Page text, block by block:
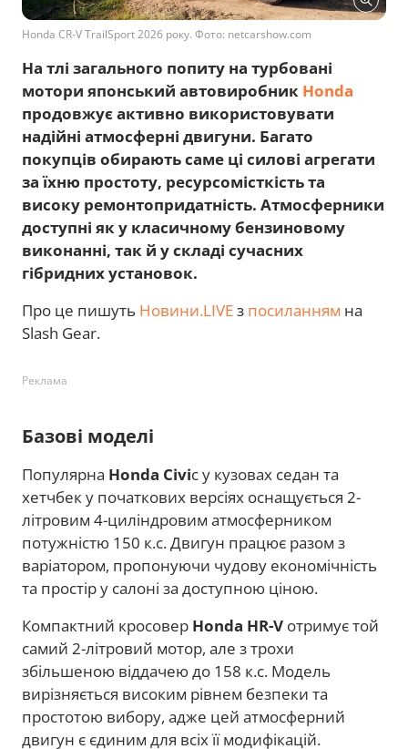
Honda CR-V TrailSport 2026 року. Фото: netcarshow.com
На тлі загального попиту на турбовані
мотори японський автовиробник Honda
продовжує активно використовувати
надійні атмосферні двигуни. Багато
покупців обирають саме ці силові агрегати
за їхню простоту, ресурсомісткість та
високу ремонтопридатність. Атмосферники
доступні як у класичному бензиновому
виконанні, так й у складі сучасних
гібридних установок.
Про це пишуть Новини.LIVEз посиланням на
Slash Gear.
Реклама
Базові моделі
Популярна Honda Civic у кузовах седан та
хетчбек у початкових версіях оснащується 2-
літровим 4-циліндровим атмосферником
потужністю 150 к.с. Двигун працює разом з
варіатором, пропонуючи чудову економічність
та простір у салоні за доступною ціною.
Компактний кросовер Honda HR-V отримує той
самий 2-літровий мотор, але з трохи
збільшеною віддачею до 158 к.с. Модель
вирізняється високим рівнем безпеки та
простотою вибору, адже цей атмосферний
двигун є єдиним для всіх її модифікацій.